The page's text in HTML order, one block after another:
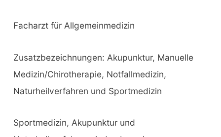
Facharzt für Allgemeinmedizin
Zusatzbezeichnungen: Akupunktur, Manuelle
Medizin/Chirotherapie, Notfallmedizin,
Naturheilverfahren und Sportmedizin
Sportmedizin, Akupunktur und